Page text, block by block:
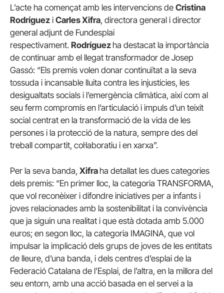
L’acte ha començat amb les intervencions de Cristina
Rodríguez i Carles Xifra, directora general i director
general adjunt de Fundesplai
respectivament. Rodríguez ha destacat la importància
de continuar amb el llegat transformador de Josep
Gassó: “Els premis volen donar continuïtat a la seva
tossuda i incansable lluita contra les injustícies, les
desigualtats socials i l’emergència climàtica, així com al
seu ferm compromís en l’articulació i impuls d’un teixit
social centrat en la transformació de la vida de les
persones i la protecció de la natura, sempre des del
treball compartit, col·laboratiu i en xarxa”.
Per la seva banda, Xifra ha detallat les dues categories
dels premis: “En primer lloc, la categoria TRANSFORMA,
que vol reconèixer i difondre iniciatives per a infants i
joves relacionades amb la sostenibilitat i la convivència
que ja siguin una realitat i que està dotada amb 5.000
euros; en segon lloc, la categoria IMAGINA, que vol
impulsar la implicació dels grups de joves de les entitats
de lleure, d’una banda, i dels centres d’esplai de la
Federació Catalana de l’Esplai, de l’altra, en la millora del
seu entorn, amb una acció basada en el servei a la